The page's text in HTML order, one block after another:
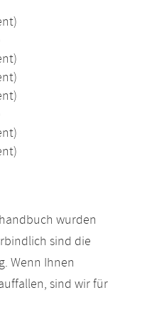
wurden
sind die
Wenn Ihnen
sind wir für